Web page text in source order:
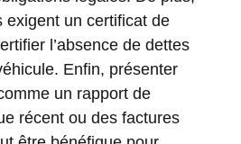
exigent un certificat de
l’absence de dettes
Enfin, présenter
un rapport de
récent ou des factures